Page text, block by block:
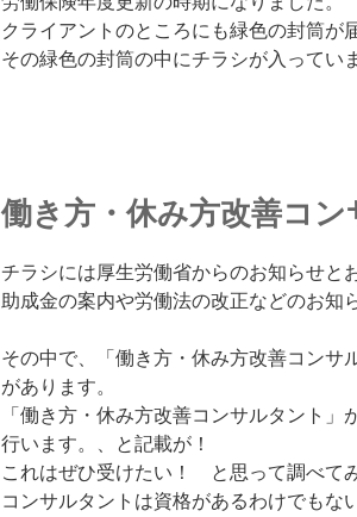
クライアントのところにも緑色の封筒が
その緑色の封筒の中にチラシが入ってい
働き方・休み方改善コ
チラシには厚生労働省からのお知らせと
助成金の案内や労働法の改正などのお知
その中で、「働き方・休み方改善コンサ
があります。
「働き方・休み方改善コンサルタント
行います。、と記載が！
これはぜひ受けたい！ と思って調べて
コンサルタントは資格があるわけでもな